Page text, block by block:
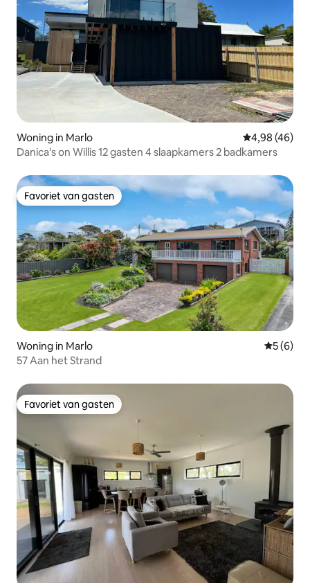
Woning in Marlo Gemiddelde
4,98 (46)
Danica's on Willis 12 gasten 4 slaapkamers 2 badkamers
Favoriet van gasten
Favoriet van gasten
Woning in Marlo
5 (6)
57 Aan het Strand
Favoriet van gasten
Favoriet van gasten